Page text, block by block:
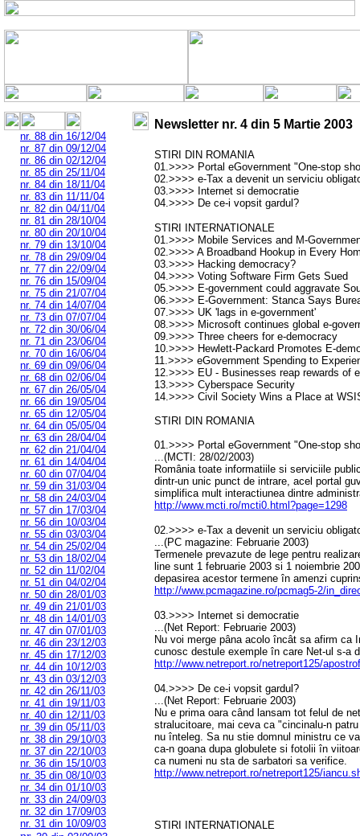
nr. 88 din 16/12/04
nr. 87 din 09/12/04
nr. 86 din 02/12/04
nr. 85 din 25/11/04
nr. 84 din 18/11/04
nr. 83 din 11/11/04
nr. 82 din 04/11/04
nr. 81 din 28/10/04
nr. 80 din 20/10/04
nr. 79 din 13/10/04
nr. 78 din 29/09/04
nr. 77 din 22/09/04
nr. 76 din 15/09/04
nr. 75 din 21/07/04
nr. 74 din 14/07/04
nr. 73 din 07/07/04
nr. 72 din 30/06/04
nr. 71 din 23/06/04
nr. 70 din 16/06/04
nr. 69 din 09/06/04
nr. 68 din 02/06/04
nr. 67 din 26/05/04
nr. 66 din 19/05/04
nr. 65 din 12/05/04
nr. 64 din 05/05/04
nr. 63 din 28/04/04
nr. 62 din 21/04/04
nr. 61 din 14/04/04
nr. 60 din 07/04/04
nr. 59 din 31/03/04
nr. 58 din 24/03/04
nr. 57 din 17/03/04
nr. 56 din 10/03/04
nr. 55 din 03/03/04
nr. 54 din 25/02/04
nr. 53 din 18/02/04
nr. 52 din 11/02/04
nr. 51 din 04/02/04
nr. 50 din 28/01/03
nr. 49 din 21/01/03
nr. 48 din 14/01/03
nr. 47 din 07/01/03
nr. 46 din 23/12/03
nr. 45 din 17/12/03
nr. 44 din 10/12/03
nr. 43 din 03/12/03
nr. 42 din 26/11/03
nr. 41 din 19/11/03
nr. 40 din 12/11/03
nr. 39 din 05/11/03
nr. 38 din 29/10/03
nr. 37 din 22/10/03
nr. 36 din 15/10/03
nr. 35 din 08/10/03
nr. 34 din 01/10/03
nr. 33 din 24/09/03
nr. 32 din 17/09/03
nr. 31 din 10/09/03
Newsletter nr. 4 din 5 Martie 2003
STIRI DIN ROMANIA
01.>>>> Portal eGovernment "One-stop
02.>>>> e-Tax a devenit un serviciu
03.>>>> Internet si democratie
04.>>>> De ce-i vopsit gardul?
STIRI INTERNATIONALE
01.>>>> Mobile Services and M-
02.>>>> A Broadband Hookup in Every
03.>>>> Hacking democracy?
04.>>>> Voting Software Firm Gets Sued
05.>>>> E-government could aggravate
06.>>>> E-Government: Stanca Says
07.>>>> UK 'lags in e-government'
08.>>>> Microsoft continues global e-
09.>>>> Three cheers for e-democracy
10.>>>> Hewlett-Packard Promotes E-
11.>>>> eGovernment Spending to
12.>>>> EU - Businesses reap rewards of
13.>>>> Cyberspace Security
14.>>>> Civil Society Wins a Place at
STIRI DIN ROMANIA
01.>>>> Portal eGovernment "One-stop
...(MCTI: 28/02/2003)
România toate informatiile si serviciile
dintr-un unic punct de intrare, acel portal
simplifica mult interactiunea dintre
http://www.mcti.ro/mcti0.html?page=1298
02.>>>> e-Tax a devenit un serviciu
...(PC magazine: Februarie 2003)
Termenele prevazute de lege pentru
line sunt 1 februarie 2003 si 1 noiembrie
depasirea acestor termene în amenzi
http://www.pcmagazine.ro/pcmag5-2/
03.>>>> Internet si democratie
...(Net Report: Februarie 2003)
Nu voi merge pâna acolo încât sa afirm ca
cunosc destule exemple în care Net-ul s-a
http://www.netreport.ro/netreport125/
04.>>>> De ce-i vopsit gardul?
...(Net Report: Februarie 2003)
Nu e prima oara când lansam tot felul de
stralucitoare, mai ceva ca "cincinalu-n
nu înteleg. Sa nu stie domnul ministru ce
ca-n goana dupa globulete si fotolii în
ca numeni nu sta de sarbatori sa verifice.
http://www.netreport.ro/netreport125/
STIRI INTERNATIONALE